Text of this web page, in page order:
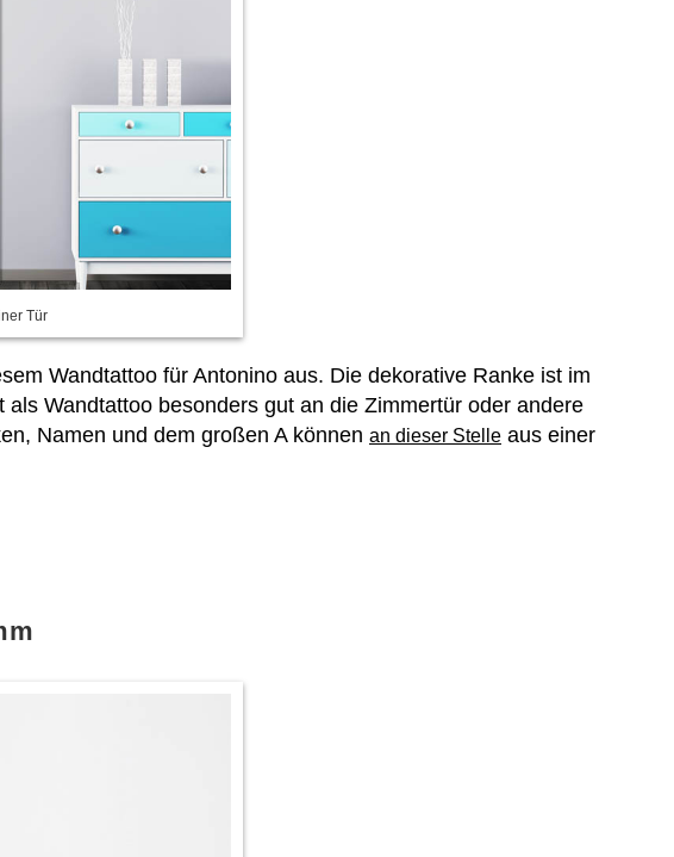
Tür
Wandtattoo für Antonino aus. Die dekorative Ranke ist im
Wandtattoo besonders gut an die Zimmertür oder andere
Namen und dem großen A können an dieser Stelle aus einer